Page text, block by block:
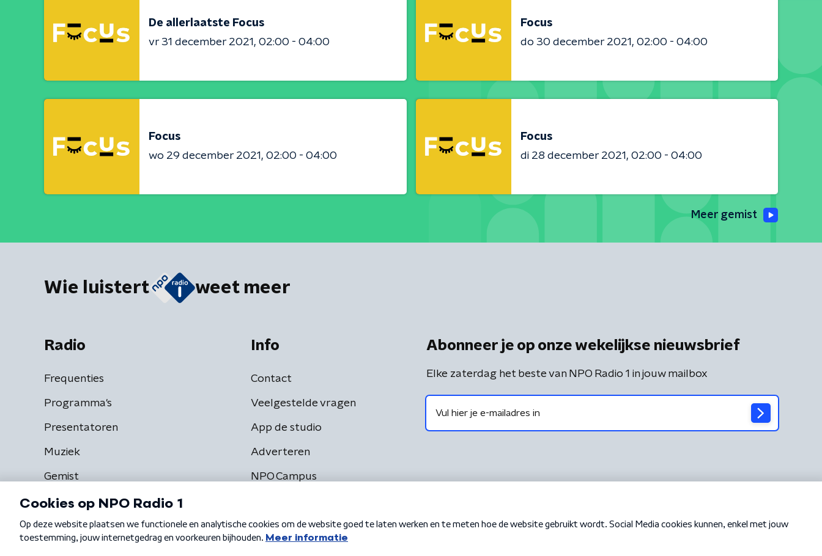
De allerlaatste Focus
vr 31 december 2021
02:00 - 04:00
Focus
do 30 december 2021
02:00 - 04:00
Focus
wo 29 december 2021
02:00 - 04:00
Focus
di 28 december 2021
02:00 - 04:00
Meer gemist
Wie luistert weet meer
Radio
Frequenties
Programma's
Presentatoren
Muziek
Gemist
Info
Contact
Veelgestelde vragen
App de studio
Adverteren
NPO Campus
Abonneer je op onze wekelijkse nieuwsbrief
Elke zaterdag het beste van NPO Radio 1 in jouw mailbox
Algemene voorwaarden Privacybeleid